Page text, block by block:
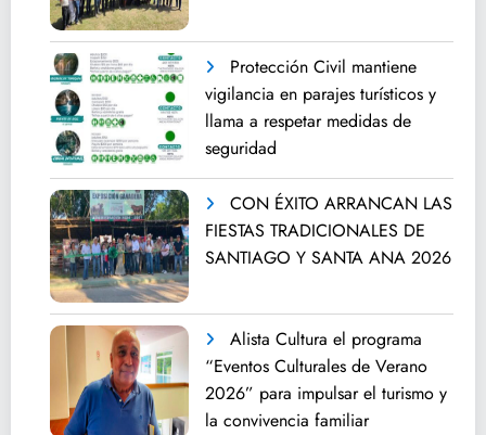
Protección Civil mantiene
vigilancia en parajes turísticos y
llama a respetar medidas de
seguridad
CON ÉXITO ARRANCAN LAS
FIESTAS TRADICIONALES DE
SANTIAGO Y SANTA ANA 2026
Alista Cultura el programa
“Eventos Culturales de Verano
2026” para impulsar el turismo y
la convivencia familiar